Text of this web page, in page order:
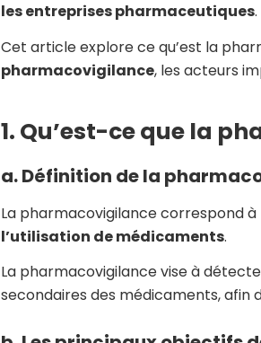
les entreprises pharmaceutiques.
Cet article explore ce qu’est la
pharmacovigilance, les acteurs
1. Qu’est-ce que la
a. Définition de la
La pharmacovigilance correspond à
l’utilisation de médicaments.
La pharmacovigilance vise à
secondaires des médicaments, afin